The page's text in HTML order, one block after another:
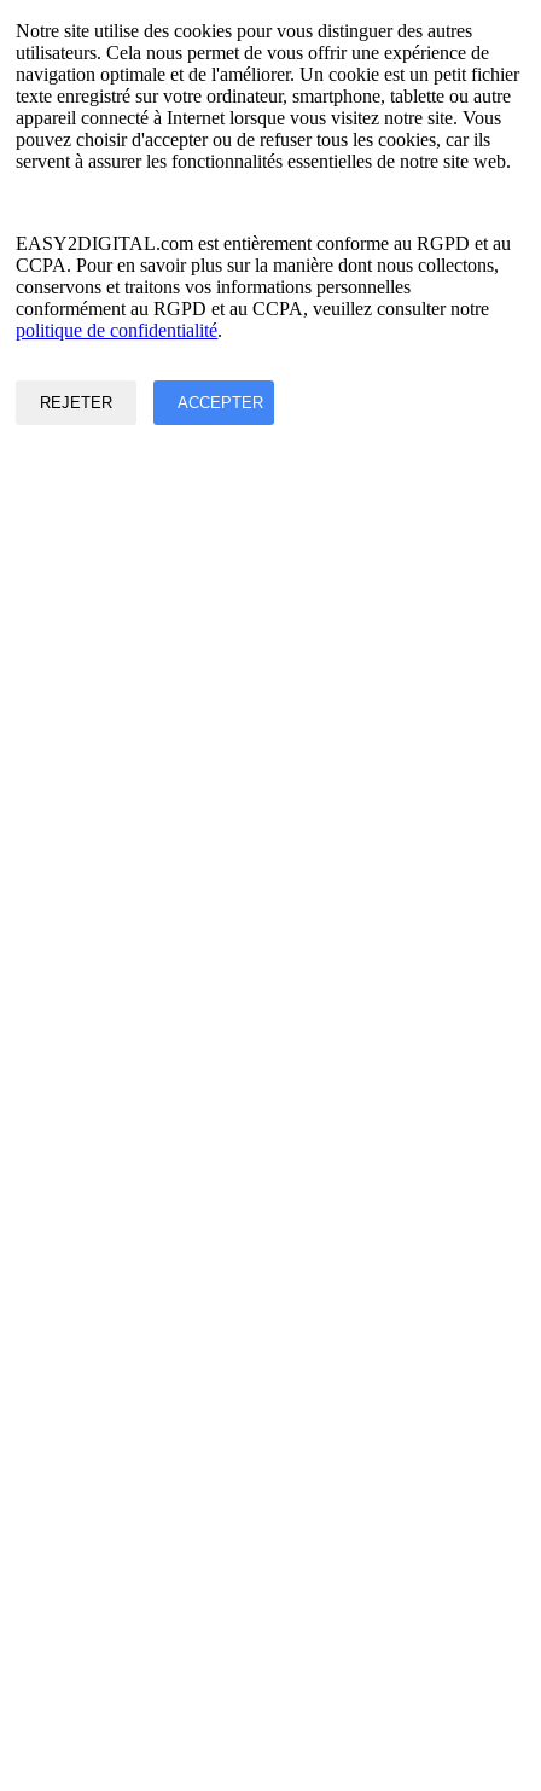
Notre site utilise des cookies pour vous distinguer des autres
utilisateurs. Cela nous permet de vous offrir une expérience de
navigation optimale et de l'améliorer. Un cookie est un petit fichier
texte enregistré sur votre ordinateur, smartphone, tablette ou autre
appareil connecté à Internet lorsque vous visitez notre site. Vous
pouvez choisir d'accepter ou de refuser tous les cookies, car ils
servent à assurer les fonctionnalités essentielles de notre site web.
EASY2DIGITAL.com est entièrement conforme au RGPD et au
CCPA. Pour en savoir plus sur la manière dont nous collectons,
conservons et traitons vos informations personnelles
conformément au RGPD et au CCPA, veuillez consulter notre
politique de confidentialité.
REJETER ACCEPTER
Plan du site HTML
Langue
Anglais
chinois simplifié
Espagnol
Français
coréen
Politique de confidentialité et de données
©2017 - 2026 Copyright et droits réservés par EASY2DIGITAL